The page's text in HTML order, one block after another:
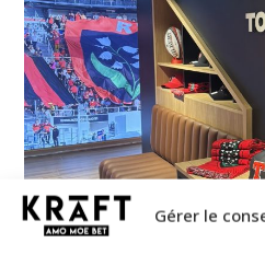
Gérer le
AGENCEMENT /